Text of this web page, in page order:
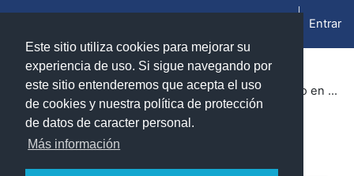
Este sitio utiliza cookies para mejorar su
experiencia de uso. Si sigue navegando por
este sitio entenderemos que acepta el uso
de cookies y nuestra política de protección
de datos de caracter personal.
Más información
Painel lateral
Entrar
Disciplinas Cursos 2024-2025 Facultad de Ciencias (Zaragoza) Programa conjunto en Matemáticas-Ingeniería Informática
Programa conjunto en Matemáticas-
Ingeniería Informática